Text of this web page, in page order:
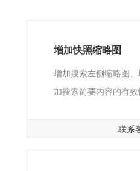
增加快照缩略图
增加搜索左侧缩略图
加搜索简要内容的有
联系